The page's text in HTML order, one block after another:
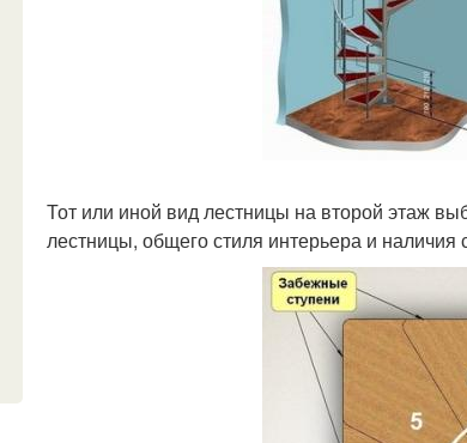
Тот или иной вид лестницы на второй этаж
лестницы, общего стиля интерьера и наличия